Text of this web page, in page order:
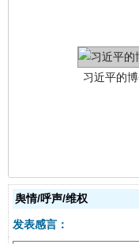
舆情/呼声/维权
发表感言：